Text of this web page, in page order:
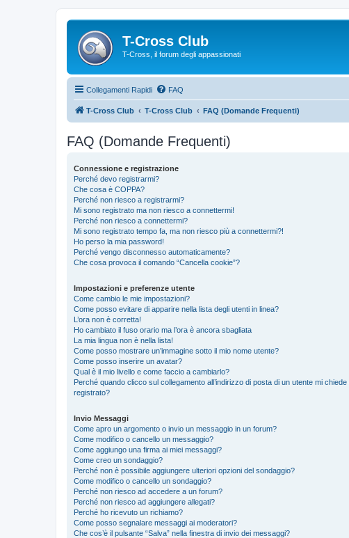
T-Cross Club
T-Cross, il forum degli appassionati
Collegamenti Rapidi FAQ
T-Cross Club T-Cross Club FAQ (Domande Frequenti)
FAQ (Domande Frequenti)
Connessione e registrazione
Perché devo registrarmi?
Che cosa è COPPA?
Perché non riesco a registrarmi?
Mi sono registrato ma non riesco a connettermi!
Perché non riesco a connettermi?
Mi sono registrato tempo fa, ma non riesco più a connettermi?!
Ho perso la mia password!
Perché vengo disconnesso automaticamente?
Che cosa provoca il comando “Cancella cookie”?
Impostazioni e preferenze utente
Come cambio le mie impostazioni?
Come posso evitare di apparire nella lista degli utenti in linea?
L’ora non è corretta!
Ho cambiato il fuso orario ma l’ora è ancora sbagliata
La mia lingua non è nella lista!
Come posso mostrare un’immagine sotto il mio nome utente?
Come posso inserire un avatar?
Qual è il mio livello e come faccio a cambiarlo?
Perché quando clicco sul collegamento all’indirizzo di posta di un utente mi
registrato?
Invio Messaggi
Come apro un argomento o invio un messaggio in un forum?
Come modifico o cancello un messaggio?
Come aggiungo una firma ai miei messaggi?
Come creo un sondaggio?
Perché non è possibile aggiungere ulteriori opzioni del sondaggio?
Come modifico o cancello un sondaggio?
Perché non riesco ad accedere a un forum?
Perché non riesco ad aggiungere allegati?
Perché ho ricevuto un richiamo?
Come posso segnalare messaggi ai moderatori?
Che cos’è il pulsante “Salva” nella finestra di invio dei messaggi?